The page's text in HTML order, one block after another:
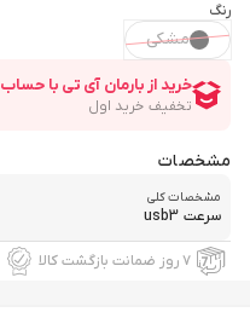
رنگ
مشکی
مشخصات
مشخصات کلی
سرعت usb3
۷ روز ضمانت بازگشت کالا